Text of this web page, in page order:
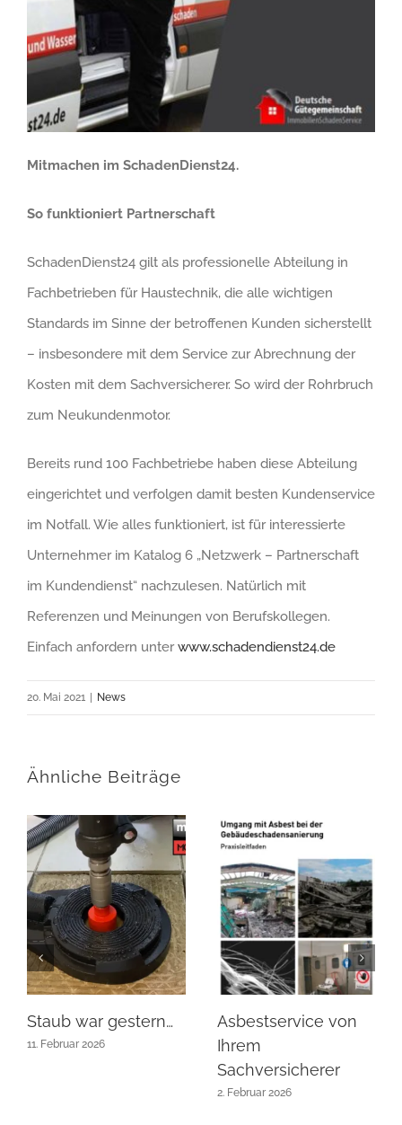
Mitmachen im SchadenDienst24.
So funktioniert Partnerschaft
SchadenDienst24 gilt als professionelle Abteilung in
Fachbetrieben für Haustechnik, die alle wichtigen
Standards im Sinne der betroffenen Kunden sicherstellt
– insbesondere mit dem Service zur Abrechnung der
Kosten mit dem Sachversicherer. So wird der Rohrbruch
zum Neukundenmotor.
Bereits rund 100 Fachbetriebe haben diese Abteilung
eingerichtet und verfolgen damit besten Kundenservice
im Notfall. Wie alles funktioniert, ist für interessierte
Unternehmer im Katalog 6 „Netzwerk – Partnerschaft
im Kundendienst“ nachzulesen. Natürlich mit
Referenzen und Meinungen von Berufskollegen.
Einfach anfordern unterwww.schadendienst24.de
20. Mai 2021 | News
Ähnliche Beiträge
Staub war gestern…
11. Februar 2026
Asbestservice von
Ihrem
Sachversicherer
2. Februar 2026